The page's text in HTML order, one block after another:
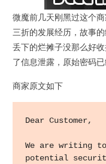
微魔前几天刚黑过这个
三折的发展经历，故事
丢下的烂摊子没那么好
了信息泄露，原始密码
商家原文如下
Dear Customer,
We are writing
potential